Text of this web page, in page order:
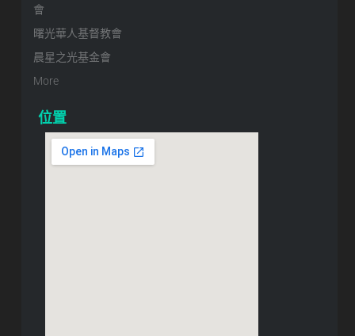
會
曙光華人基督教會
晨星之光基金會
More
位置